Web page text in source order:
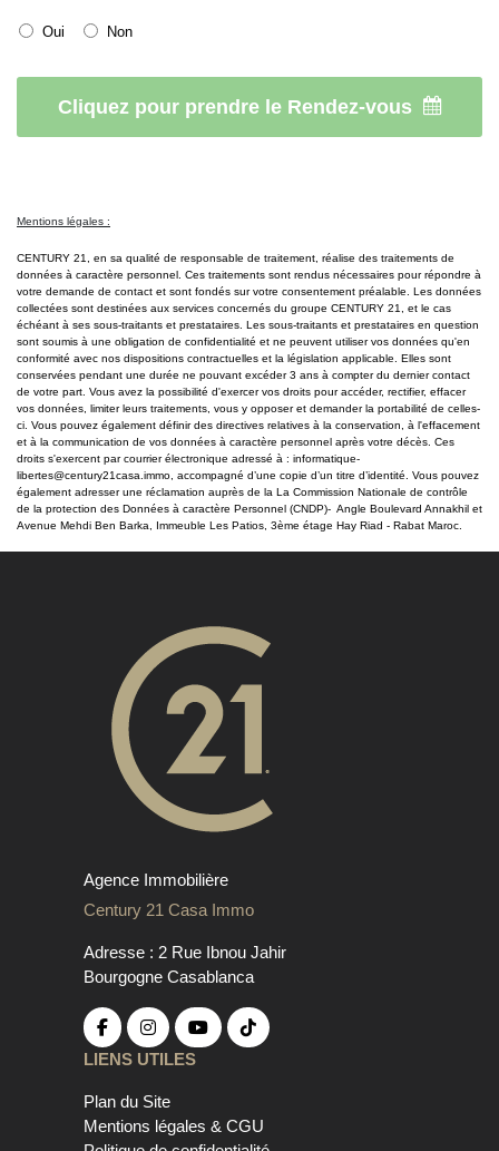
Oui Non
Cliquez pour prendre le Rendez-vous
should
blank
Mentions légales :
CENTURY 21, en sa qualité de responsable de traitement, réalise des traitements de
données à caractère personnel. Ces traitements sont rendus nécessaires pour répondre à
votre demande de contact et sont fondés sur votre consentement préalable. Les données
collectées sont destinées aux services concernés du groupe CENTURY 21, et le cas
échéant à ses sous-traitants et prestataires. Les sous-traitants et prestataires en question
sont soumis à une obligation de confidentialité et ne peuvent utiliser vos données qu'en
conformité avec nos dispositions contractuelles et la législation applicable. Elles sont
conservées pendant une durée ne pouvant excéder 3 ans à compter du dernier contact
de votre part. Vous avez la possibilité d'exercer vos droits pour accéder, rectifier, effacer
vos données, limiter leurs traitements, vous y opposer et demander la portabilité de celles-
ci. Vous pouvez également définir des directives relatives à la conservation, à l'effacement
et à la communication de vos données à caractère personnel après votre décès. Ces
droits s'exercent par courrier électronique adressé à : informatique-
libertes@century21casa.immo, accompagné d’une copie d’un titre d’identité. Vous pouvez
également adresser une réclamation auprès de la La Commission Nationale de contrôle
de la protection des Données à caractère Personnel (CNDP)- Angle Boulevard Annakhil et
Avenue Mehdi Ben Barka, Immeuble Les Patios, 3ème étage Hay Riad - Rabat Maroc.
Agence Immobilière
Century 21 Casa Immo
Adresse : 2 Rue Ibnou Jahir
Bourgogne Casablanca
LIENS UTILES
Plan du Site
Mentions légales & CGU